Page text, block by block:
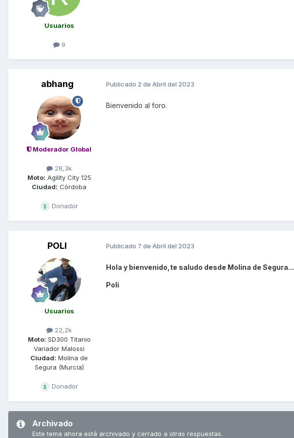
Usuarios
9
abhang
Moderador Global
28,3k
Moto: Agility City 125
Ciudad: Córdoba
Donador
Publicado 2 de Abril del 2023
Bienvenido al foro.
POLI
Usuarios
22,2k
Moto: SD300 Titanio
Variador Malossi
Ciudad: Molina de
Segura (Murcia)
Donador
Publicado 7 de Abril del 2023
Hola y bienvenido,te saludo desde Molina de Segura...
Poli
Archivado
Este tema ahora está archivado y cerrado a otras respuestas.